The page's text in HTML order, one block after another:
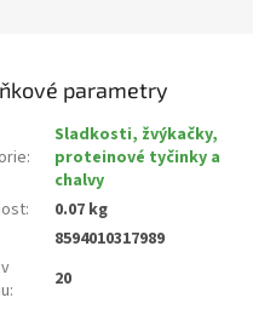
parametry
:
Sladkosti, žvýkačky,
proteinové tyčinky a
chalvy
:
0.07 kg
8594010317989
: 20